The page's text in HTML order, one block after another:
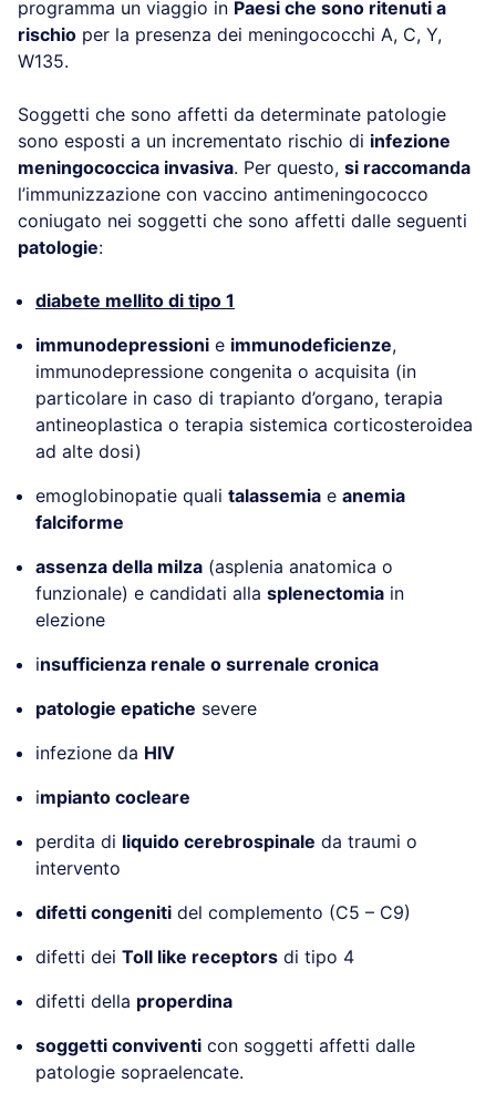
programma un viaggio in Paesi che sono ritenuti a
rischio per la presenza dei meningococchi A, C, Y,
W135.
Soggetti che sono affetti da determinate patologie
sono esposti a un incrementato rischio di infezione
meningococcica invasiva. Per questo, si raccomanda
l’immunizzazione con vaccino antimeningococco
coniugato nei soggetti che sono affetti dalle seguenti
patologie:
diabete mellito di tipo 1
immunodepressioni e immunodeficienze,
immunodepressione congenita o acquisita (in
particolare in caso di trapianto d’organo, terapia
antineoplastica o terapia sistemica corticosteroidea
ad alte dosi)
emoglobinopatie quali talassemia e anemia
falciforme
assenza della milza (asplenia anatomica o
funzionale) e candidati alla splenectomia in
elezione
insufficienza renale o surrenale cronica
patologie epatiche severe
infezione da HIV
impianto cocleare
perdita di liquido cerebrospinale da traumi o
intervento
difetti congeniti del complemento (C5 – C9)
difetti dei Toll like receptors di tipo 4
difetti della properdina
soggetti conviventi con soggetti affetti dalle
patologie sopraelencate.